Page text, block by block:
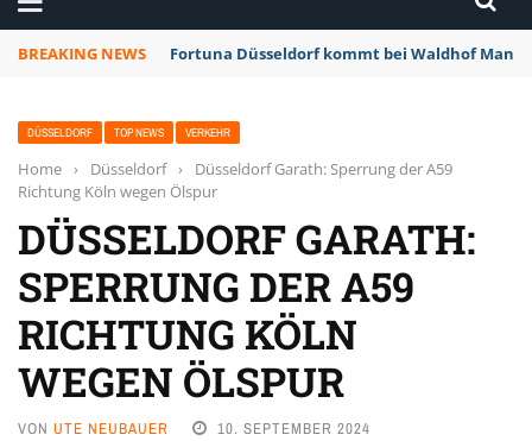
BREAKING NEWS Fortuna Düsseldorf kommt bei Waldhof
DÜSSELDORF TOP NEWS VERKEHR
Home › Düsseldorf ›
Düsseldorf Garath: Sperrung der A59
Richtung Köln wegen Ölspur
DÜSSELDORF GARATH:
SPERRUNG DER A59
RICHTUNG KÖLN
WEGEN ÖLSPUR
VON UTE NEUBAUER 10. SEPTEMBER 2024